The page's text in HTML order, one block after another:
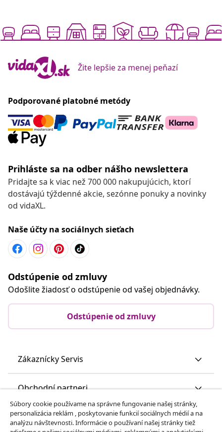
Žite lepšie za menej peňazí
Podporované platobné metódy
Prihláste sa na odber nášho newslettera
Pridajte sa k viac než 700 000 nakupujúcich, ktorí
dostávajú týždenné akcie, sezónne ponuky a novinky
od vidaXL.
Naše účty na sociálnych sieťach
Odstúpenie od zmluvy
Odošlite žiadosť o odstúpenie od vašej objednávky.
Odstúpenie od zmluvy
Zákaznícky Servis
Obchodní partneri
vidaXL
Súbory cookie používame na správne fungovanie našej stránky,
personalizácia reklám , poskytovanie funkcií sociálnych médií a na
analýzu návštevnosti. Informácie o používaní našej stránky tiež